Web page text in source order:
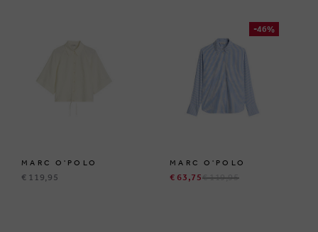
MARC O'POLO
€ 119,95
-46%
MARC O'POLO
€ 63,75€ 119,95